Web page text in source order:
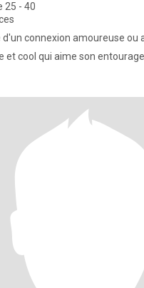
25 - 40
d'un connexion amoureuse ou
et cool qui aime son entourage